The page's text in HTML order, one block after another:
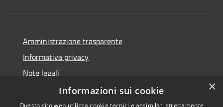
Amministrazione trasparente
Informativa privacy
Note legali
Dichiarazione di accessibilità
×
Informazioni sui cookie
Questo sito web utilizza cookie tecnici e assimilati strettamente